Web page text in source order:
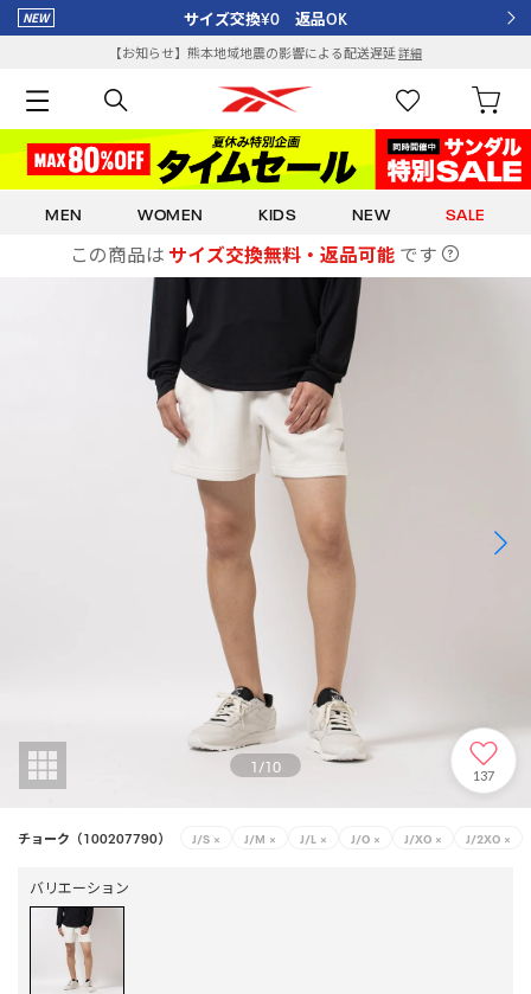
サイズ交換¥0 返品OK
【お知らせ】熊本地域地震の影響による配送遅延詳細
MEN WOMEN KIDS NEW SALE
この商品は サイズ交換無料・返品可能 です
1/10 137
チョーク（100207790） J/S × J/M × J/L × J/O × J/XO × J/2XO ×
バリエーション